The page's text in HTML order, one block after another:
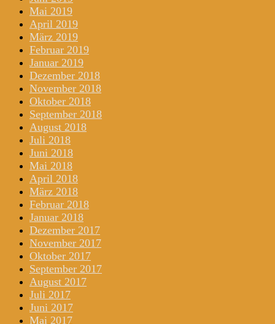
Mai 2019
April 2019
März 2019
Februar 2019
Januar 2019
Dezember 2018
November 2018
Oktober 2018
September 2018
August 2018
Juli 2018
Juni 2018
Mai 2018
April 2018
März 2018
Februar 2018
Januar 2018
Dezember 2017
November 2017
Oktober 2017
September 2017
August 2017
Juli 2017
Juni 2017
Mai 2017